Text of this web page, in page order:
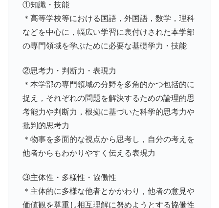
①知識・技能
＊高等学校等における国語，外国語，数学，理科
などを中心に，幅広い学習に裏付けされた本学部
の専門領域を学ぶために必要な基礎学力・技能
②思考力・判断力・表現力
＊本学部の専門領域の分野を多角的かつ包括的に
捉え，それぞれの問題を解決するための論理的思
考能力や判断力，根拠に基づいた科学的思考力や
批判的思考力
＊物事を多面的な視点から思考し，自分の考えを
他者からもわかりやすく伝える表現力
③主体性・多様性・協働性
＊主体的に多様な他者とかかわり，他者の意見や
価値観を尊重し相互理解に努めようとする協働性